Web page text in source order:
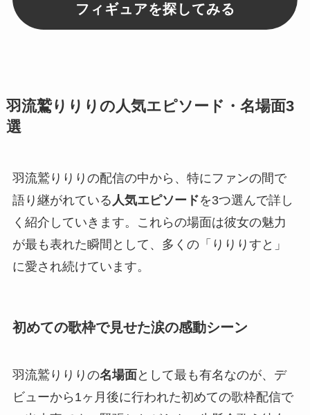
フィギュアを探してみる
羽流鷲りりりの人気エピソード・名場面3
選
羽流鷲りりりの配信の中から、特にファンの間で
語り継がれている 人気エピソードを3つ選んで詳し
く紹介していきます。これらの場面は彼女の魅力
が最も表れた瞬間として、多くの「りりりすと」
に愛され続けています。
初めての歌枠で見せた涙の感動シーン
羽流鷲りりりの名場面 として最も有名なのが、デ
ビューから1ヶ月後に行われた初めての歌枠配信で